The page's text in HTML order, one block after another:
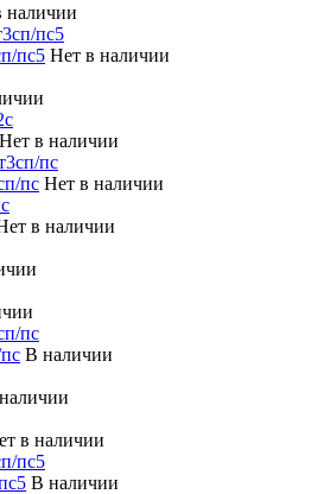
наличии
пс5 Нет в наличии
Нет в наличии
пс Нет в наличии
в наличии
В наличии
в наличии
В наличии